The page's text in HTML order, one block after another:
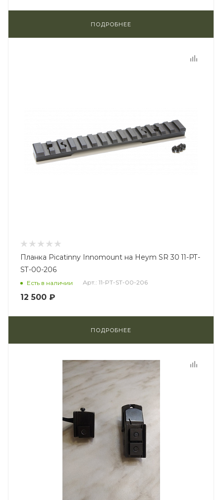
ПОДРОБНЕЕ
Планка Picatinny Innomount на Heym SR 30 11-PT-
ST-00-206
Есть в наличии Арт.: 11-PT-ST-00-206
12 500 ₽
ПОДРОБНЕЕ